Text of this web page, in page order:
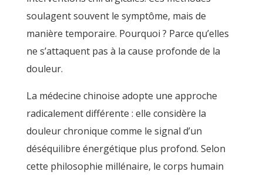
soulagent souvent le symptôme, mais de
manière temporaire. Pourquoi ? Parce qu’elles
ne s’attaquent pas à la cause profonde de la
douleur.
La médecine chinoise adopte une approche
radicalement différente : elle considère la
douleur chronique comme le signal d’un
déséquilibre énergétique plus profond. Selon
cette philosophie millénaire, le corps humain